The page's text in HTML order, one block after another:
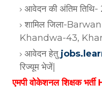
आवेदन की अंतिम
शामिल जिला-
Khandwa-43,
आवेदन हेतु
रिज्यूम भेजें|
एमपीवोकेशनल शिक्षक भर्ती